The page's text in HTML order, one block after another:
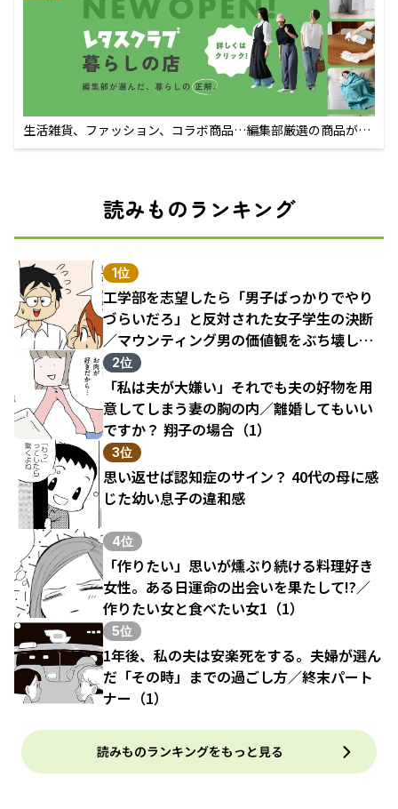
生活雑貨、ファッション、コラボ商品…編集部厳選の商品が買
えるECサイト
読みものランキング
1位
工学部を志望したら「男子ばっかりでやり
づらいだろ」と反対された女子学生の決断
／マウンティング男の価値観をぶち壊した
結果（1）
2位
「私は夫が大嫌い」それでも夫の好物を用
意してしまう妻の胸の内／離婚してもいい
ですか？ 翔子の場合（1）
3位
思い返せば認知症のサイン？ 40代の母に感
じた幼い息子の違和感
4位
「作りたい」思いが燻ぶり続ける料理好き
女性。ある日運命の出会いを果たして!?／
作りたい女と食べたい女1（1）
5位
1年後、私の夫は安楽死をする。夫婦が選ん
だ「その時」までの過ごし方／終末パート
ナー（1）
読みものランキングをもっと見る